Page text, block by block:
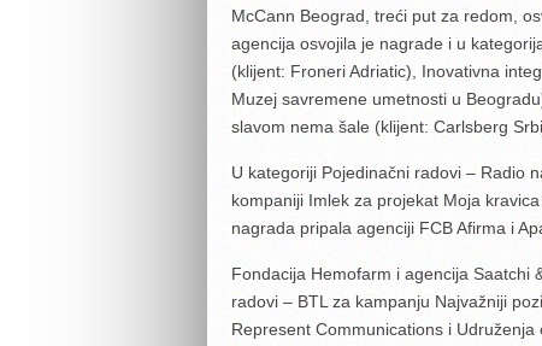
McCann Beograd, treći put za redom,
agencija osvojila je nagrade i u
(klijent: Froneri Adriatic), Inovativna
Muzej savremene umetnosti u
slavom nema šale (klijent: Carlsberg
U kategoriji Pojedinačni radovi – Radio
kompaniji Imlek za projekat Moja
nagrada pripala agenciji FCB Afirma i
Fondacija Hemofarm i agencija Saatchi
radovi – BTL za kampanju Najvažniji
Represent Communications i